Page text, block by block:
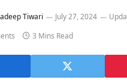
Tiwari July 27, 2024
3 Mins Read